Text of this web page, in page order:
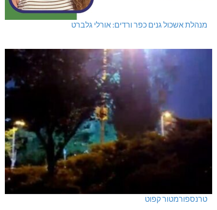
מנהלת אשכול גנים כפר ורדים: אורלי גלברט